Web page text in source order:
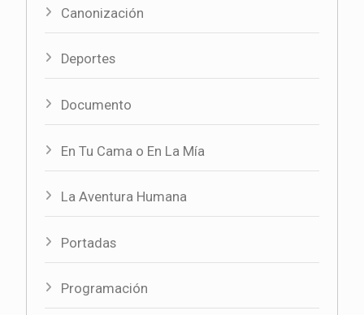
Canonización
Deportes
Documento
En Tu Cama o En La Mía
La Aventura Humana
Portadas
Programación